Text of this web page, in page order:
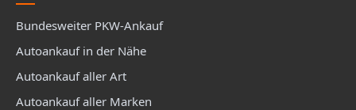
Bundesweiter PKW-Ankauf
Autoankauf in der Nähe
Autoankauf aller Art
Autoankauf aller Marken